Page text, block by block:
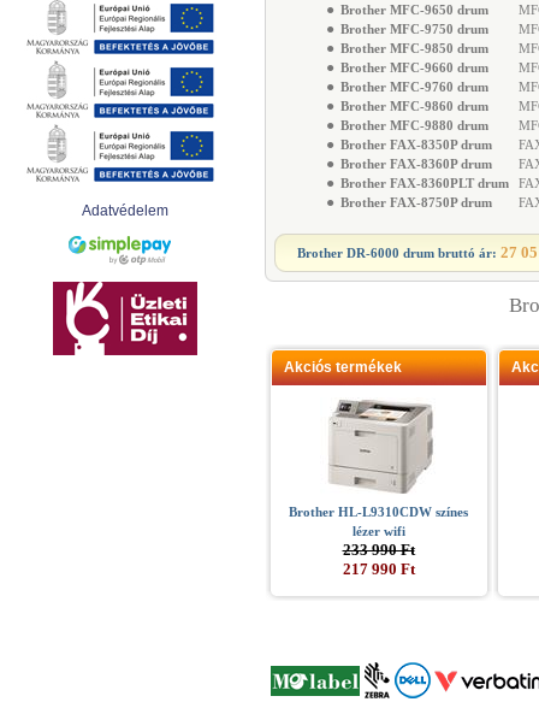
Adatvédelem
● Brother MFC-9650 drum
● Brother MFC-9750 drum
● Brother MFC-9850 drum
● Brother MFC-9660 drum
● Brother MFC-9760 drum
● Brother MFC-9860 drum
● Brother MFC-9880 drum
● Brother FAX-8350P drum
● Brother FAX-8360P drum
● Brother FAX-8360PLT drum
● Brother FAX-8750P drum
Brother DR-6000 drum bruttó ár: 27
Akciós termékek
Brother HL-L9310CDW színes
lézer wifi
233 990 Ft
217 990 Ft